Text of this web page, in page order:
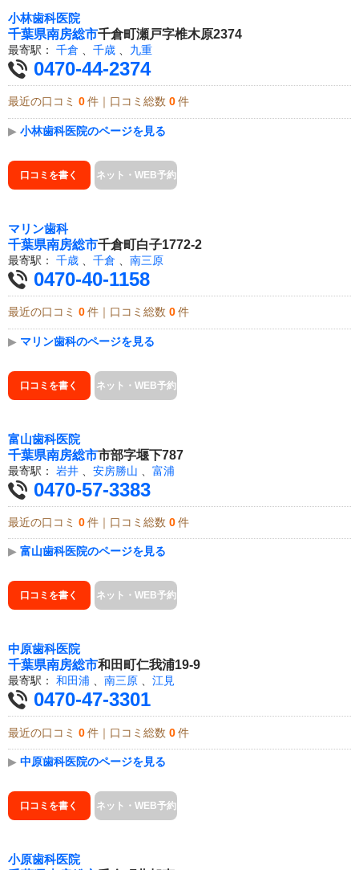
小林歯科医院
千葉県南房総市千倉町瀬戸字椎木原2374
最寄駅： 千倉 千歳 九重
0470-44-2374
最近の口コミ 0 件｜口コミ総数 0 件
▶ 小林歯科医院のページを見る
口コミを書く ネット・WEB予約
マリン歯科
千葉県南房総市千倉町白子1772-2
最寄駅： 千歳 千倉 南三原
0470-40-1158
最近の口コミ 0 件｜口コミ総数 0 件
▶ マリン歯科のページを見る
口コミを書く ネット・WEB予約
富山歯科医院
千葉県南房総市市部字堰下787
最寄駅： 岩井 安房勝山 富浦
0470-57-3383
最近の口コミ 0 件｜口コミ総数 0 件
▶ 富山歯科医院のページを見る
口コミを書く ネット・WEB予約
中原歯科医院
千葉県南房総市和田町仁我浦19-9
最寄駅： 和田浦 、 南三原 、 江見
0470-47-3301
最近の口コミ 0 件｜口コミ総数 0 件
▶ 中原歯科医院のページを見る
口コミを書く ネット・WEB予約
小原歯科医院